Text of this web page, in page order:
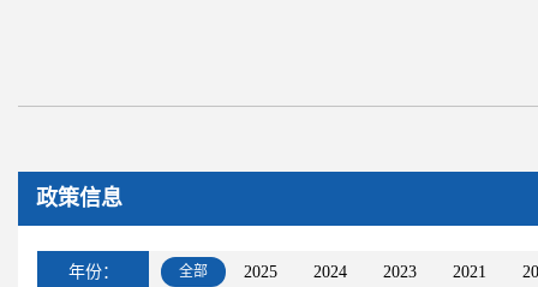
政策信息
年份： 全部 2025 2024 2023 2021